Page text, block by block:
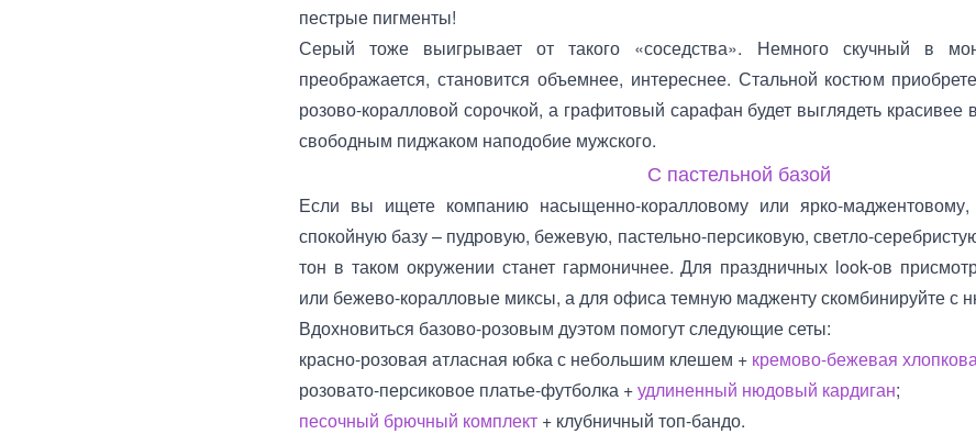
пестрые пигменты!
Серый тоже выигрывает от такого «соседства». Немного скучный в
преображается, становится объемнее, интереснее. Стальной костюм
розово-коралловой сорочкой, а графитовый сарафан будет выглядеть красивее
свободным пиджаком наподобие мужского.
С пастельной базой
Если вы ищете компанию насыщенно-коралловому или ярко-
спокойную базу – пудровую, бежевую, пастельно-персиковую, светло-
тон в таком окружении станет гармоничнее. Для праздничных look-ов
или бежево-коралловые миксы, а для офиса темную мадженту скомбинируйте с
Вдохновиться базово-розовым дуэтом помогут следующие сеты:
красно-розовая атласная юбка с небольшим клешем + кремово-бежевая
розовато-персиковое платье-футболка +удлиненный нюдовый кардиган;
песочный брючный комплект + клубничный топ-бандо.